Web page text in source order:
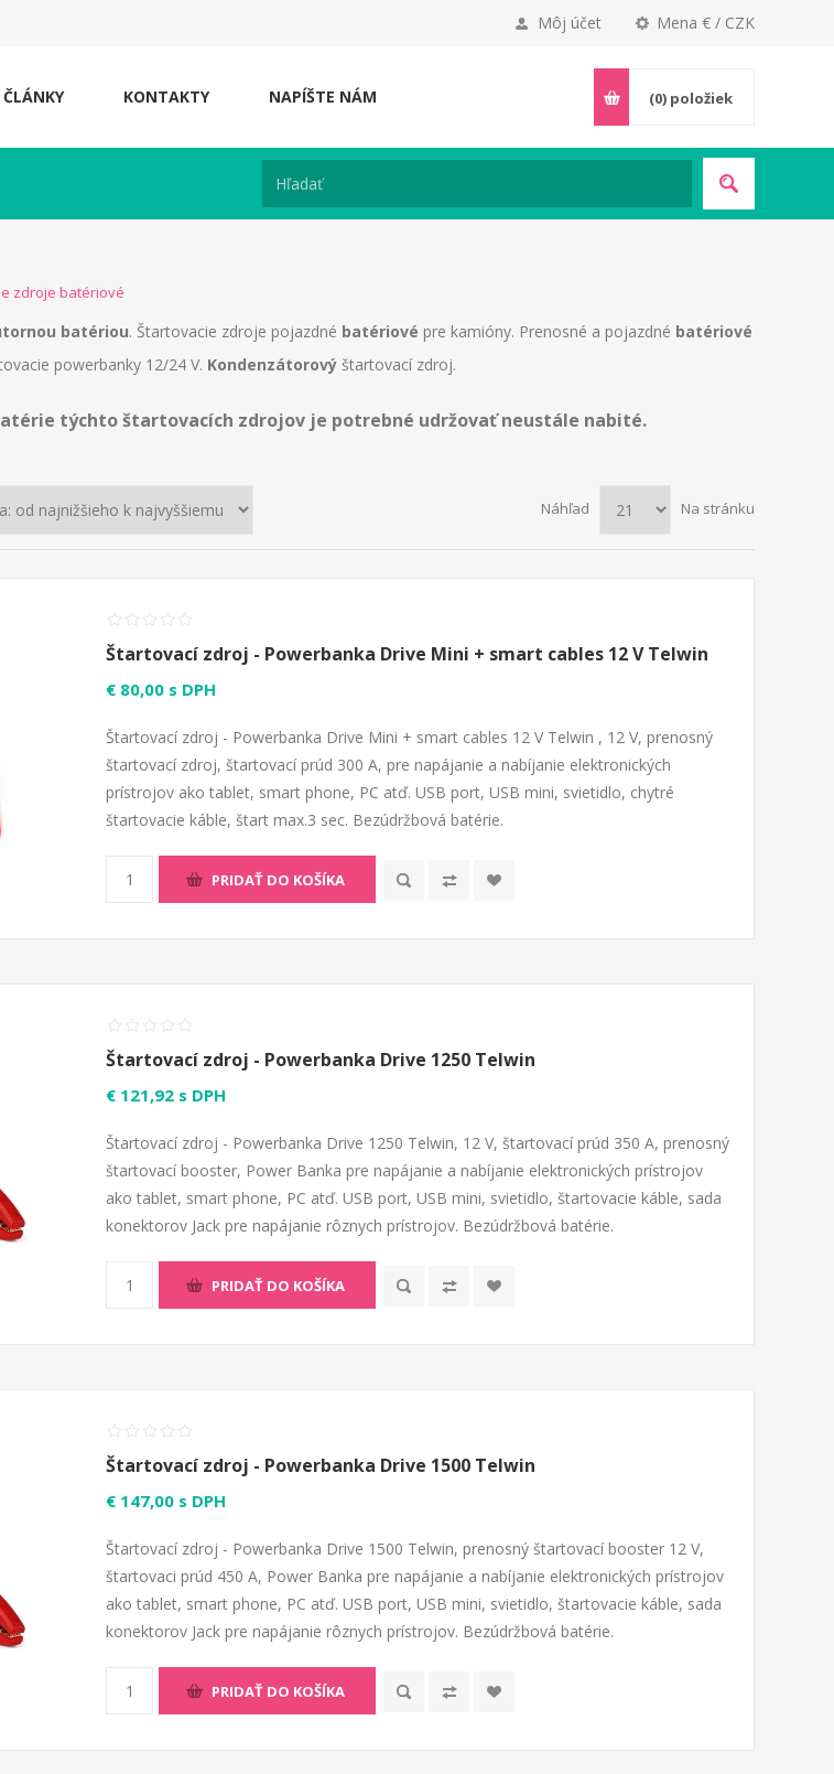
Mena € / CZK
Môj účet
ČLÁNKY KONTAKTY NAPÍŠTE NÁM (0) položiek
zdroje batériové
batériou. Štartovacie zdroje pojazdné batériové pre kamióny. Prenosné a pojazdné batériové
powerbanky 12/24 V. Kondenzátorový štartovací zdroj.
týchto štartovacích zdrojov je potrebné udržovať neustále nabité.
Náhľad Na stránku
Štartovací zdroj - Powerbanka Drive Mini + smart cables 12 V Telwin
€ 80,00 s DPH
Štartovací zdroj - Powerbanka Drive Mini + smart cables 12 V Telwin , 12 V, prenosný
štartovací zdroj, štartovací prúd 300 A, pre napájanie a nabíjanie elektronických
prístrojov ako tablet, smart phone, PC atď. USB port, USB mini, svietidlo, chytré
štartovacie káble, štart max.3 sec. Bezúdržbová batérie.
PRIDAŤ DO KOŠÍKA
Štartovací zdroj - Powerbanka Drive 1250 Telwin
€ 121,92 s DPH
Štartovací zdroj - Powerbanka Drive 1250 Telwin, 12 V, štartovací prúd 350 A, prenosný
štartovací booster, Power Banka pre napájanie a nabíjanie elektronických prístrojov
ako tablet, smart phone, PC atď. USB port, USB mini, svietidlo, štartovacie káble, sada
konektorov Jack pre napájanie rôznych prístrojov. Bezúdržbová batérie.
PRIDAŤ DO KOŠÍKA
Štartovací zdroj - Powerbanka Drive 1500 Telwin
€ 147,00 s DPH
Štartovací zdroj - Powerbanka Drive 1500 Telwin, prenosný štartovací booster 12 V,
štartovaci prúd 450 A, Power Banka pre napájanie a nabíjanie elektronických prístrojov
ako tablet, smart phone, PC atď. USB port, USB mini, svietidlo, štartovacie káble, sada
konektorov Jack pre napájanie rôznych prístrojov. Bezúdržbová batérie.
PRIDAŤ DO KOŠÍKA